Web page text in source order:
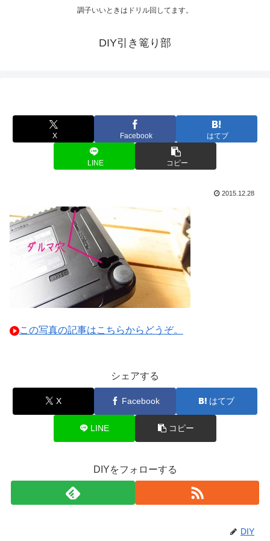
調子いいときはドリル回してます。
DIY引き篭り部
X Facebook はてブ
LINE コピー
2015.12.28
この写真の記事はこちらからどうぞ。
シェアする
X Facebook はてブ
LINE コピー
DIYをフォローする
DIY